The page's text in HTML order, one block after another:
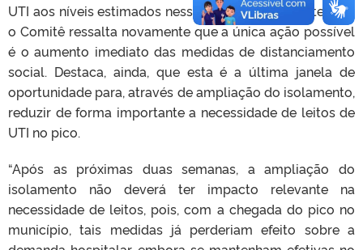
UTI aos níveis estimados nesse curto período de tempo,
o Comitê ressalta novamente que a única ação possível
é o aumento imediato das medidas de distanciamento
social. Destaca, ainda, que esta é a última janela de
oportunidade para, através de ampliação do isolamento,
reduzir de forma importante a necessidade de leitos de
UTI no pico.
“Após as próximas duas semanas, a ampliação do
isolamento não deverá ter impacto relevante na
necessidade de leitos, pois, com a chegada do pico no
município, tais medidas já perderiam efeito sobre a